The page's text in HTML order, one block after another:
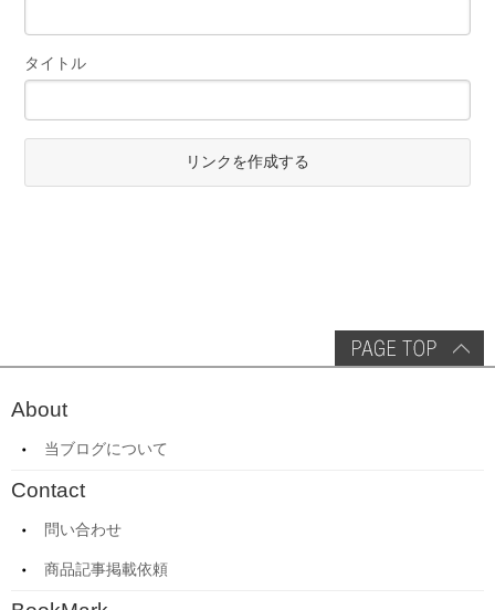
タイトル
リンクを作成する
About
当ブログについて
Contact
問い合わせ
商品記事掲載依頼